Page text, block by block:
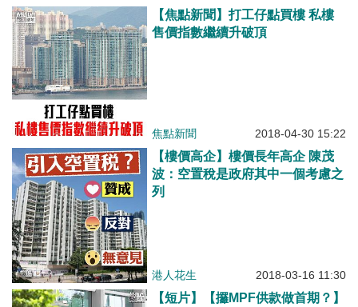
【焦點新聞】打工仔點買樓 私樓
售價指數繼續升破頂
焦點新聞 2018-04-30 15:22
【樓價高企】樓價長年高企 陳茂
波：空置稅是政府其中一個考慮之
列
港人花生 2018-03-16 11:30
【短片】【攞MPF供款做首期？】